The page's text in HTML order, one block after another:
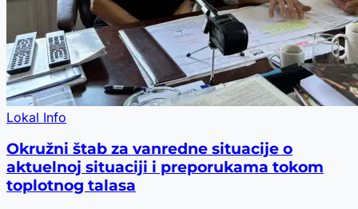
Lokal Info
Okružni štab za vanredne situacije o
aktuelnoj situaciji i preporukama tokom
toplotnog talasa